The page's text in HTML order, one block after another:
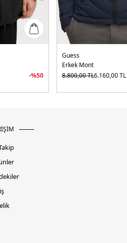
-%50
Guess
Erkek Mont
8.800,00TL6.160,00TL